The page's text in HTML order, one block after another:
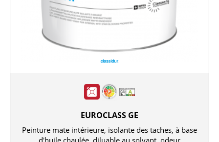
EUROCLASS GE
Peinture mate intérieure, isolante des taches, à base
d'huile chaulée, diluable au solvant, odeur